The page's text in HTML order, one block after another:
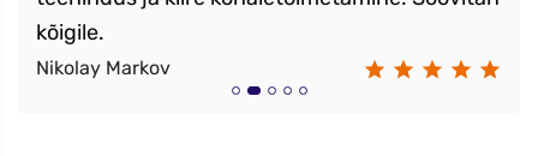
kõigile.
Nikolay Markov